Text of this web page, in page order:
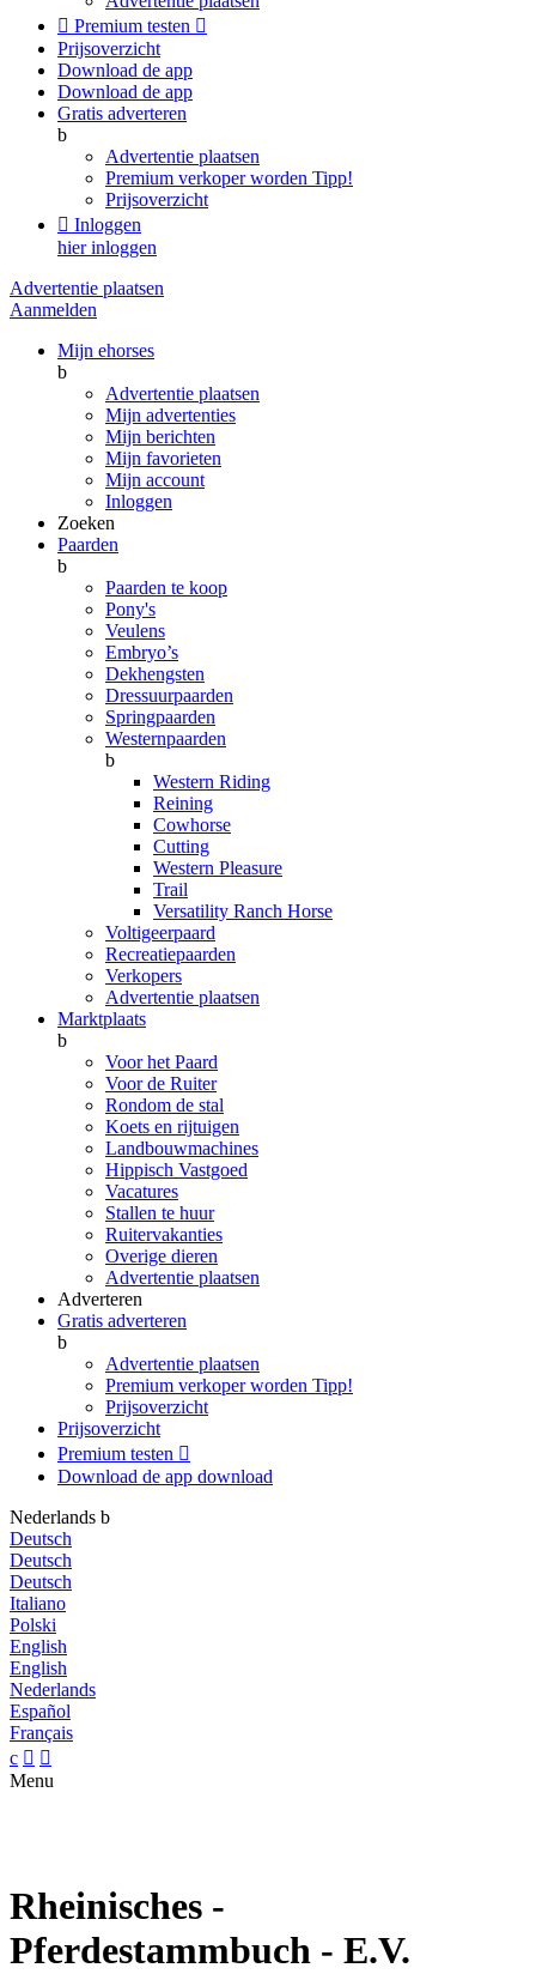
 Premium testen 
Prijsoverzicht
Download de app
Download de app
Gratis adverteren
b
Advertentie plaatsen
Premium verkoper worden Tipp!
Prijsoverzicht
 Inloggen
hier inloggen
Advertentie plaatsen
Aanmelden
Mijn ehorses
b
Advertentie plaatsen
Mijn advertenties
Mijn berichten
Mijn favorieten
Mijn account
Inloggen
Zoeken
Paarden
b
Paarden te koop
Pony's
Veulens
Embryo’s
Dekhengsten
Dressuurpaarden
Springpaarden
Westernpaarden
b
Western Riding
Reining
Cowhorse
Cutting
Western Pleasure
Trail
Versatility Ranch Horse
Voltigeerpaard
Recreatiepaarden
Verkopers
Advertentie plaatsen
Marktplaats
b
Voor het Paard
Voor de Ruiter
Rondom de stal
Koets en rijtuigen
Landbouwmachines
Hippisch Vastgoed
Vacatures
Stallen te huur
Ruitervakanties
Overige dieren
Advertentie plaatsen
Adverteren
Gratis adverteren
b
Advertentie plaatsen
Premium verkoper worden Tipp!
Prijsoverzicht
Prijsoverzicht
Premium testen 
Download de app download
Nederlands b
Deutsch
Deutsch
Deutsch
Italiano
Polski
English
English
Nederlands
Español
Français
c  
Menu
Rheinisches -
Pferdestammbuch - E.V.